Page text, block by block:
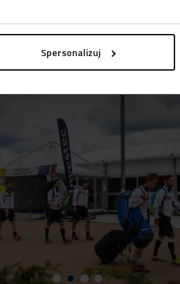
Spersonalizuj
SPECYFIKACJE